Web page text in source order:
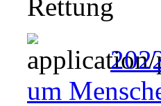
Rettung
um